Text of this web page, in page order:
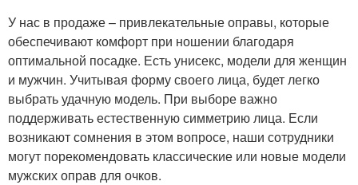
У нас в продаже – привлекательные оправы, которые
обеспечивают комфорт при ношении благодаря
оптимальной посадке. Есть унисекс, модели для женщин
и мужчин. Учитывая форму своего лица, будет легко
выбрать удачную модель. При выборе важно
поддерживать естественную симметрию лица. Если
возникают сомнения в этом вопросе, наши сотрудники
могут порекомендовать классические или новые модели
мужских оправ для очков.